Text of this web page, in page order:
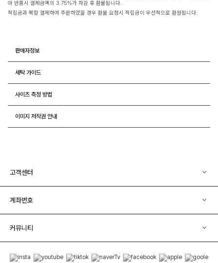
아 반품시 결제금액의 3.75%가 차감 후 환불됩니다.
적립금과 복합 결제하여 주문하였을 경우 환불 요청시 적립금이 우선적으로 환원됩니다.
판매자정보
세탁 가이드
사이즈 측정 방법
이미지 저작권 안내
고객센터
계좌번호
커뮤니티